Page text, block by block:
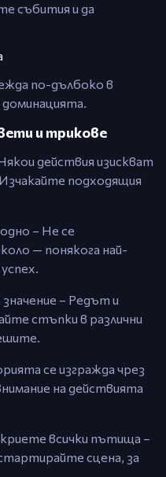
събития и да
по-дълбоко в
и трикове
действия изискват
подходящия
– Не се
— понякога най-
– Редът и
стъпки в различни
се изгражда чрез
на действията
всички пътища –
сцена, за